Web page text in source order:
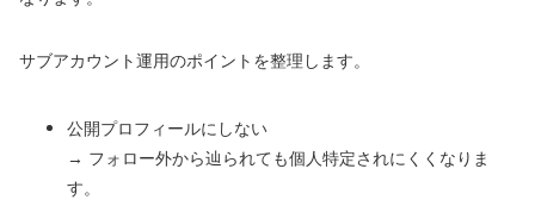
サブアカウント運用のポイントを整理します。
公開プロフィールにしない
→ フォロー外から辿られても個人特定されにくくなりま
す。